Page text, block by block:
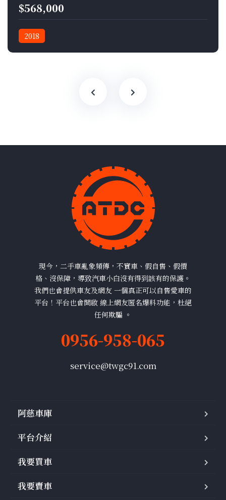
$568,000
2018
現今，二手車亂象頻傳，不實車、假自售、假價
格、沒保障，導致汽車小白沒有得到該有的保護。
我們也會提供車友及網友 一個真正可以自售愛車的
平台！平台也會開啟 線上網友匿名爆料功能，杜絕
任何欺騙 。
0956-958-065
service@twgc91.com
阿慈車庫
平台介紹
我要買車
我要賣車